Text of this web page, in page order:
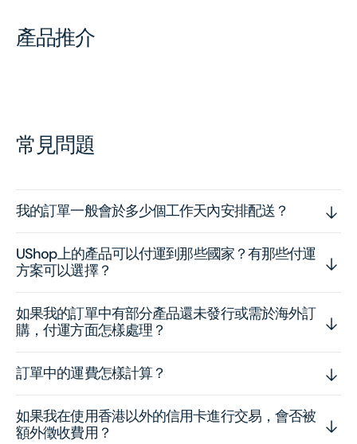
產品推介
常見問題
我的訂單一般會於多少個工作天內安排配送？
UShop上的產品可以付運到那些國家？有那些付運
方案可以選擇？
如果我的訂單中有部分產品還未發行或需於海外訂
購，付運方面怎樣處理？
訂單中的運費怎樣計算？
如果我在使用香港以外的信用卡進行交易，會否被
額外徵收費用？